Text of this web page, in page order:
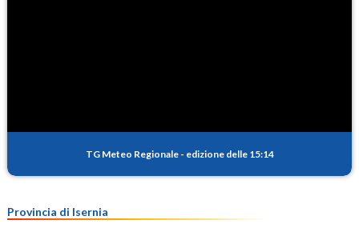
TG Meteo Regionale - edizione delle 15:14
Provincia di Isernia